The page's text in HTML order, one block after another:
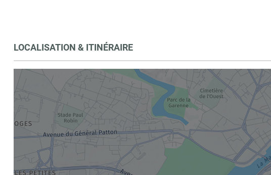
LOCALISATION & ITINÉRAIRE